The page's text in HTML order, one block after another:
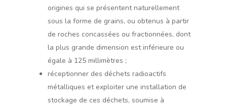
origines qui se présentent naturellement
sous la forme de grains, ou obtenus à partir
de roches concassées ou fractionnées, dont
la plus grande dimension est inférieure ou
égale à 125 millimètres ;
réceptionner des déchets radioactifs
métalliques et exploiter une installation de
stockage de ces déchets, soumise à